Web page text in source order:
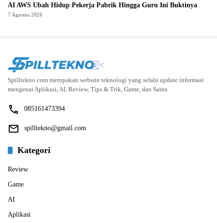
AI AWS Ubah Hidup Pekerja Pabrik Hingga Guru Ini Buktinya
7 Agustus 2026
Spilltekno.com merupakan website teknologi yang selalu update informasi
mengenai Aplikasi, AI, Review, Tips & Trik, Game, dan Sains.
085161473394
spilltekno@gmail.com
Kategori
Review
Game
AI
Aplikasi